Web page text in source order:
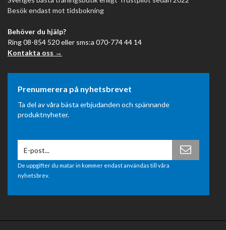
Besök endast mot tidsbokning
Behöver du hjälp?
Ring 08-854 520 eller sms:a 070-774 44 14
Kontakta oss →
Prenumerera på nyhetsbrevet
Ta del av våra bästa erbjudanden och spännande
produktnyheter.
De uppgifter du matar in kommer endast användas till våra
nyhetsbrev.